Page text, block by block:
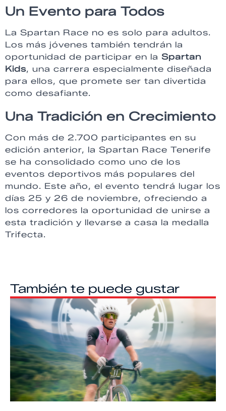
Un Evento para Todos
La Spartan Race no es solo para adultos.
Los más jóvenes también tendrán la
oportunidad de participar en la Spartan
Kids, una carrera especialmente diseñada
para ellos, que promete ser tan divertida
como desafiante.
Una Tradición en Crecimiento
Con más de 2.700 participantes en su
edición anterior, la Spartan Race Tenerife
se ha consolidado como uno de los
eventos deportivos más populares del
mundo. Este año, el evento tendrá lugar los
días 25 y 26 de noviembre, ofreciendo a
los corredores la oportunidad de unirse a
esta tradición y llevarse a casa la medalla
Trifecta.
También te puede gustar